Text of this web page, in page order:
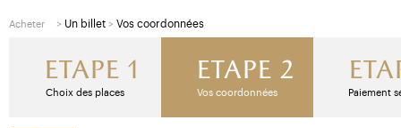
Acheter > Un billet > Vos coordonnées
Etape 1 Etape 2
Choix des places Vos coordonnées Paiement